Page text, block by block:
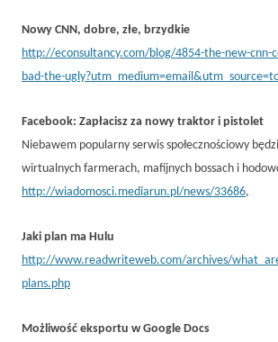
Nowy CNN, dobre, złe, brzydkie
http://econsultancy.com/blog/4854-the-new-cnn-
bad-the-
Facebook: Zapłacisz za nowy traktor i pistolet
Niebawem popularny serwis społecznościowy
wirtualnych farmerach, mafijnych bossach i
http://wiadomosci.mediarun.pl/news/33686,
Jaki plan ma Hulu
http://www.readwriteweb.com/archives/
plans.php
Możliwość eksportu w Google Docs